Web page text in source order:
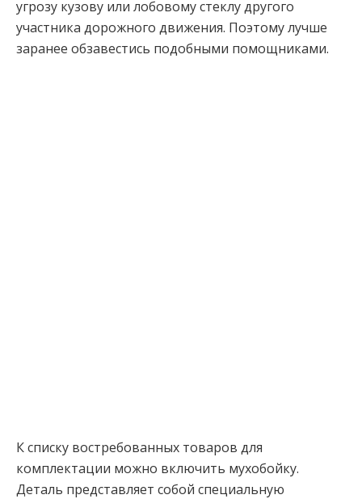
угрозу кузову или лобовому стеклу другого
участника дорожного движения. Поэтому лучше
заранее обзавестись подобными помощниками.
К списку востребованных товаров для
комплектации можно включить мухобойку.
Деталь представляет собой специальную